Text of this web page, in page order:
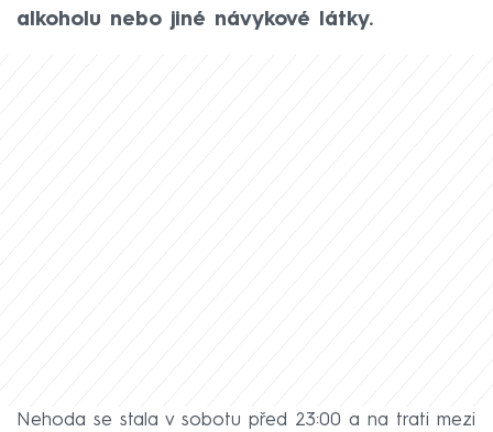
alkoholu nebo jiné návykové látky.
Nehoda se stala v sobotu před 23:00 a na trati mezi